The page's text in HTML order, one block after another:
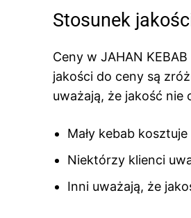
Stosunek
Ceny w JAHAN
jakości do ceny są
uważają, że jakość nie
Mały kebab kosztuje
Niektórzy klienci
Inni uważają, że